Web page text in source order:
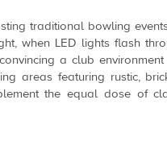
traditional bowling
when LED lights flash
a club
areas featuring rustic,
the equal dose of